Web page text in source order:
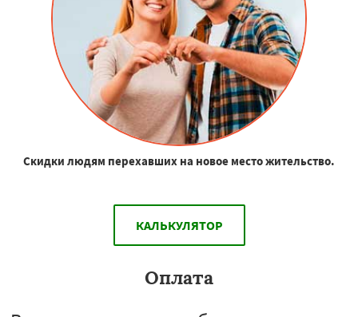
Скидки людям перехавших на новое место жительство.
КАЛЬКУЛЯТОР
Оплата